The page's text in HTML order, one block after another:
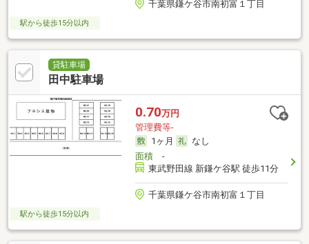
千葉県鎌ケ谷市南初富１丁目
駅から徒歩15分以内
貸駐車場
田中駐車場
0.70万円
管理費等-
1ヶ月
なし
面積-
東武野田線 新鎌ケ谷駅 徒歩11分
千葉県鎌ケ谷市南初富１丁目
駅から徒歩15分以内